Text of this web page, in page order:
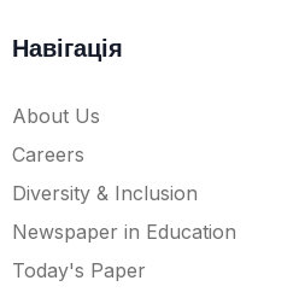
Навігація
About Us
Careers
Diversity & Inclusion
Newspaper in Education
Today's Paper